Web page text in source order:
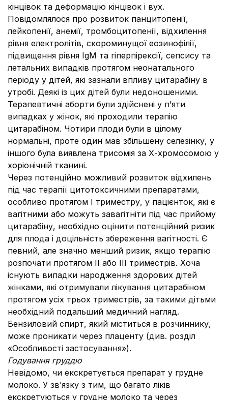
кінцівок та деформацію кінцівок і вух.
Повідомлялося про розвиток панцитопенії,
лейкопенії, анемії, тромбоцитопенії, відхилення
рівня електролітів, скороминущої еозинофілії,
підвищення рівня IgM та гіперпірексії, сепсису та
летальних випадків протягом неонатального
періоду у дітей, які зазнали впливу цитарабіну в
утробі. Деякі із цих дітей були недоношеними.
Терапевтичні аборти були здійснені у п’яти
випадках у жінок, які проходили терапію
цитарабіном. Чотири плоди були в цілому
нормальні, проте один мав збільшену селезінку, у
іншого була виявлена трисомія за Х-хромосомою у
хоріонічній тканині.
Через потенційно можливий розвиток відхилень
під час терапії цитотоксичними препаратами,
особливо протягом І триместру, у пацієнток, які є
вагітними або можуть завагітніти під час прийому
цитарабіну, необхідно оцінити потенційний ризик
для плода і доцільність збереження вагітності. Є
певний, але значно менший ризик, якщо терапію
розпочати протягом ІІ або ІІІ триместрів. Хоча
існують випадки народження здорових дітей
жінками, які отримували лікування цитарабіном
протягом усіх трьох триместрів, за такими дітьми
необхідний подальший медичний нагляд.
Бензиловий спирт, який міститься в розчиннику,
може проникати через плаценту (див. розділ
«Особливості застосування»).
Годування груддю
Невідомо, чи екскретується препарат у грудне
молоко. У зв’язку з тим, що багато ліків
екскретуються у грудне молоко та через